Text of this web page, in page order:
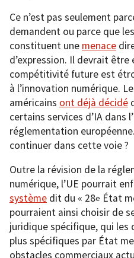
Ce n’est pas seulement
demandent ou parce que
constituent une menace
d’expression. Il devrait
compétitivité future est
à l’innovation numérique.
américains ont déjà décidé
certains services d’IA dans
réglementation
continuer dans cette voie ?
Outre la révision de la
numérique, l’UE pourrait
système dit du « 28e État
pourraient ainsi choisir de
juridique spécifique, qui les
plus spécifiques par État
obstacles commerciaux